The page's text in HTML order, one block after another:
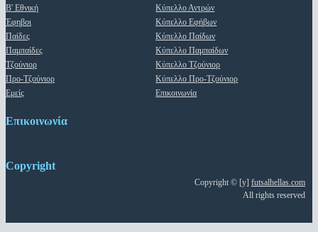
Β' Εθνική
Έφηβοι
Παίδες
Παμπαίδες
Τζούνιορ
Προ-Τζούνιορ
Εμείς
Κύπελλο Αντρών
Κύπελλο Εφήβων
Κύπελλο Παίδων
Κύπελλο Παμπαίδων
Κύπελλο Τζούνιορ
Κύπελλο Προ-Τζούνιορ
Επικοινωνία
Επικοινωνία
Copyright
Copyright © [y] futsalhellas.com
All rights reserved